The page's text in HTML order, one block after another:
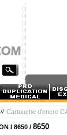
Cartouche d'encre
I 8650 / 8650